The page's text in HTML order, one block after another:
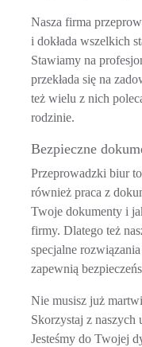
Nasza firma
i dokłada wszelkich
Stawiamy na
przekłada się na
też wielu z nich
rodzinie.
Bezpieczne
Przeprowadzki biurto
również praca z
Twoje dokumenty i
firmy. Dlatego też
specjalne
zapewnią
Nie musisz już
Skorzystaj z naszych
Jesteśmy do Twojej